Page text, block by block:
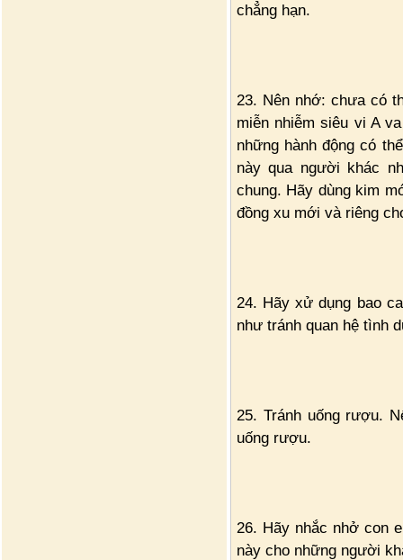
chẳng hạn.
23. Nên nhớ: chưa có
miễn nhiễm siêu vi A
những hành động có
này qua người khác
chung. Hãy dùng kim
đồng xu mới và riêng
24. Hãy xử dụng bao
như tránh quan hệ tình
25. Tránh uống rượu.
uống rượu.
26. Hãy nhắc nhở con
này cho những người